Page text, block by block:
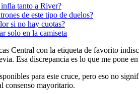
tanto a River?
de este tipo de duelos?
si no hay cuotas?
solo en la camiseta
Central con la etiqueta de favorito
Esa discrepancia es lo que me pone
para este cruce, pero eso no
consenso mayoritario.